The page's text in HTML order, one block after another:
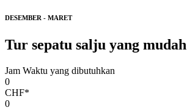
DESEMBER - MARET
Tur sepatu salju yang mudah
Jam Waktu yang dibutuhkan
0
CHF*
0